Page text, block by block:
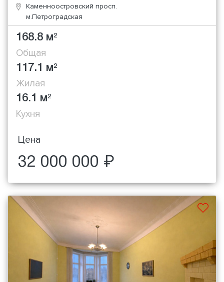
Каменноостровский просп.
м.Петроградская
168.8 м2
Общая
117.1 м2
Жилая
16.1 м2
Кухня
Цена
32 000 000 ₽